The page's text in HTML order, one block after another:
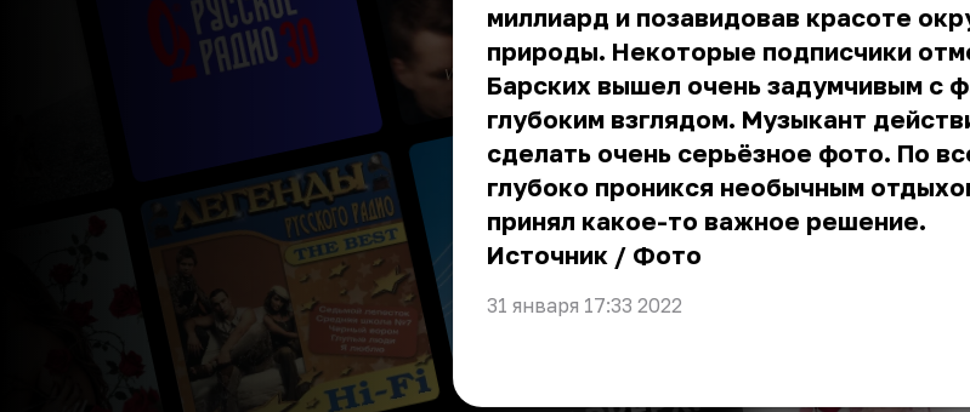
миллиард и позавидовав красоте
природы. Некоторые подписчики
Барских вышел очень задумчивым с
глубоким взглядом. Музыкант
сделать очень серьёзное фото. По
глубоко проникся необычным
принял какое-то важное решение.
Источник / Фото
31 января 17:33 2022